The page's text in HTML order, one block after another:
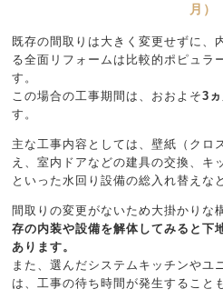
月）
既存の間取りは大きく変更せずに、
る全面リフォームは比較的ポピュラ
す。
この場合の工事期間は、おおよそ3
す。
主な工事内容としては、壁紙（クロ
え、室内ドアなどの建具の交換、キ
といった水回り設備の総入れ替えな
間取りの変更がないため大掛かりな
存の内装や設備を解体してみると下
あります。
また、選んだシステムキッチンやユ
は、工事の待ち時間が発生すること